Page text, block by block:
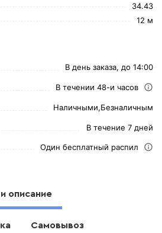
34.43
12 м
В день заказа, до 14:00
В течении 48-и часов
Наличными,Безналичным
В течение 7 дней
Один бесплатный распил
описание
Самовывоз